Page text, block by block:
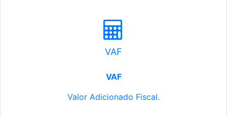
VAF
VAF
Valor Adicionado Fiscal.